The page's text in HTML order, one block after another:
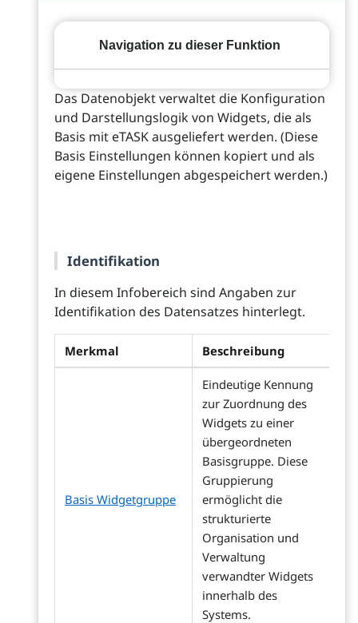
Navigation zu dieser Funktion
Das Datenobjekt verwaltet die Konfiguration
und Darstellungslogik von Widgets, die als
Basis mit eTASK ausgeliefert werden. (Diese
Basis Einstellungen können kopiert und als
eigene Einstellungen abgespeichert werden.)
Identifikation
In diesem Infobereich sind Angaben zur
Identifikation des Datensatzes hinterlegt.
Merkmal Beschreibung
Basis Widgetgruppe
Eindeutige Kennung
zur Zuordnung des
Widgets zu einer
übergeordneten
Basisgruppe. Diese
Gruppierung
ermöglicht die
strukturierte
Organisation und
Verwaltung
verwandter Widgets
innerhalb des
Systems.